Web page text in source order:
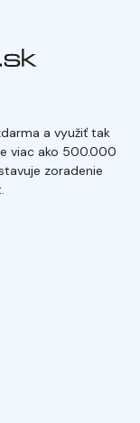
a využiť tak
viac ako 500.000
zoradenie